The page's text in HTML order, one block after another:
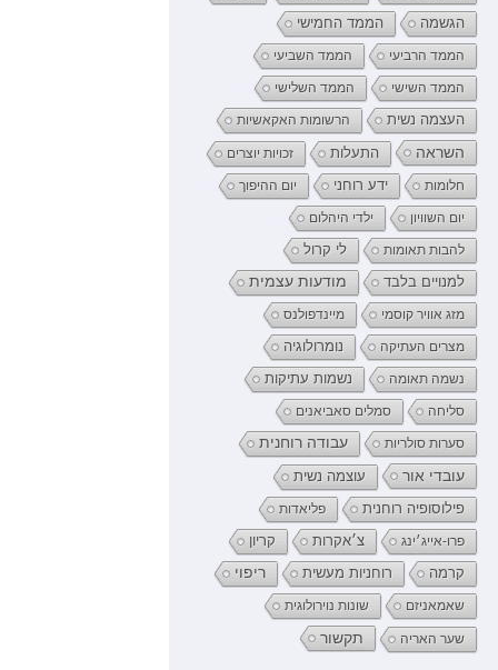
הגשמה הממד החמישי
הממד הרביעי הממד השביעי
הממד השישי הממד השלישי
העצמה נשית הרשומות האקאשיות
השראה התעלות זכויות יוצרים
חלומות ידע רוחני יום ההיפוך
יום השוויון ילדי היהלום
להבות תאומות לי קרול
למנויים בלבד מודעות עצמית
מזג אוויר קוסמי מיינדפולנס
מצרים העתיקה נומרולוגיה
נשמה תאומה נשמות עתיקות
סליחה סמלים סאביאנים
סערות סולריות עבודה רוחנית
עובדי אור
עוצמה נשית
פילוסופיה רוחנית
פליאדות
פרו-אייג׳ינג צ׳אקרות קריון
קרמה רוחניות מעשית ריפוי
שאמאניזם שונות נוירולוגית
שער האריה תקשור